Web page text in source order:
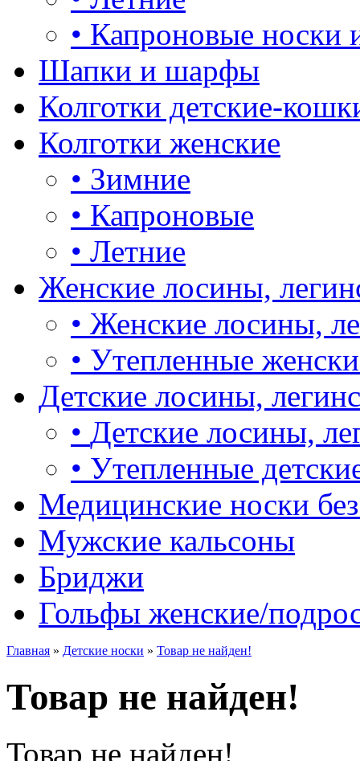
• Капроновые носки
Шапки и шарфы
Колготки детские-
Колготки женские
• Зимние
• Капроновые
• Летние
Женские лосины,
• Женские лосины,
• Утепленные
Детские лосины,
• Детские лосины,
• Утепленные
Медицинские носки
Мужские кальсоны
Бриджи
Гольфы женские/
Главная » Детские носки » Товар не найден!
Товар не найден!
Товар не найден!